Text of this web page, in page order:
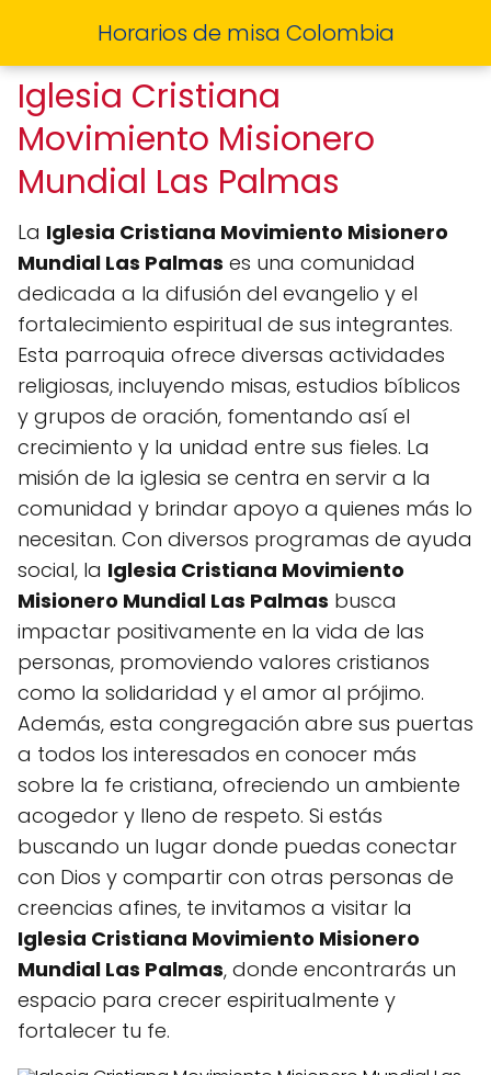
Horarios de misa Colombia
Iglesia Cristiana
Movimiento Misionero
Mundial Las Palmas
La Iglesia Cristiana Movimiento Misionero
Mundial Las Palmas es una comunidad
dedicada a la difusión del evangelio y el
fortalecimiento espiritual de sus integrantes.
Esta parroquia ofrece diversas actividades
religiosas, incluyendo misas, estudios bíblicos
y grupos de oración, fomentando así el
crecimiento y la unidad entre sus fieles. La
misión de la iglesia se centra en servir a la
comunidad y brindar apoyo a quienes más lo
necesitan. Con diversos programas de ayuda
social, la Iglesia Cristiana Movimiento
Misionero Mundial Las Palmas busca
impactar positivamente en la vida de las
personas, promoviendo valores cristianos
como la solidaridad y el amor al prójimo.
Además, esta congregación abre sus puertas
a todos los interesados en conocer más
sobre la fe cristiana, ofreciendo un ambiente
acogedor y lleno de respeto. Si estás
buscando un lugar donde puedas conectar
con Dios y compartir con otras personas de
creencias afines, te invitamos a visitar la
Iglesia Cristiana Movimiento Misionero
Mundial Las Palmas, donde encontrarás un
espacio para crecer espiritualmente y
fortalecer tu fe.